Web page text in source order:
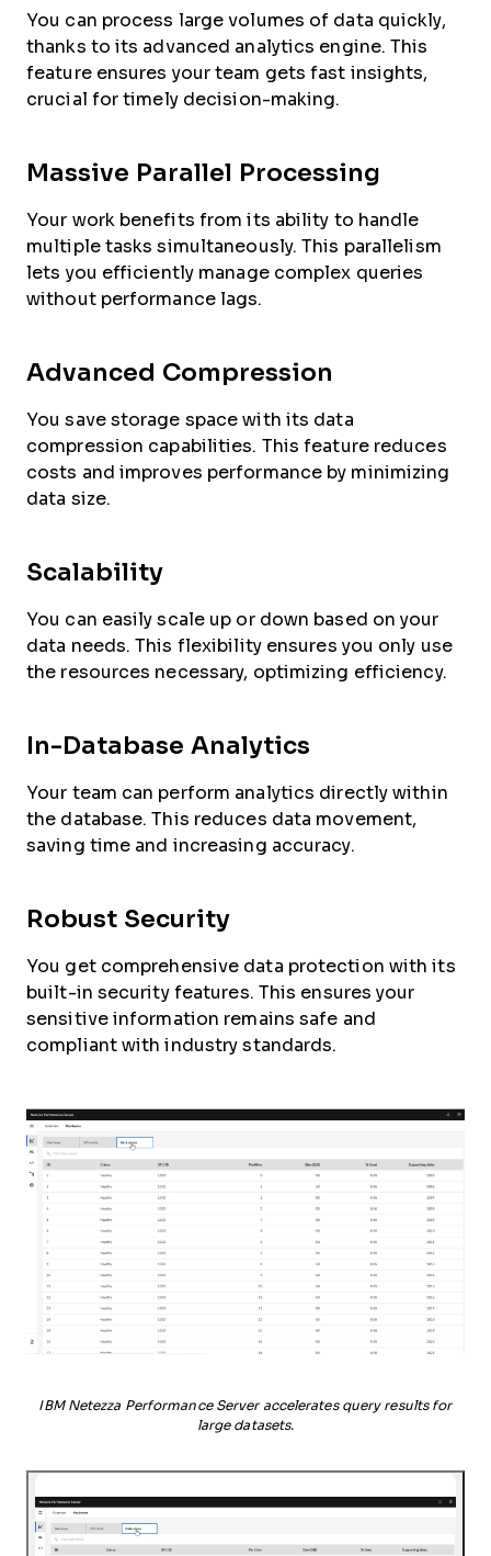
You can process large volumes of data quickly,
thanks to its advanced analytics engine. This
feature ensures your team gets fast insights,
crucial for timely decision-making.
Massive Parallel Processing
Your work benefits from its ability to handle
multiple tasks simultaneously. This parallelism
lets you efficiently manage complex queries
without performance lags.
Advanced Compression
You save storage space with its data
compression capabilities. This feature reduces
costs and improves performance by minimizing
data size.
Scalability
You can easily scale up or down based on your
data needs. This flexibility ensures you only use
the resources necessary, optimizing efficiency.
In-Database Analytics
Your team can perform analytics directly within
the database. This reduces data movement,
saving time and increasing accuracy.
Robust Security
You get comprehensive data protection with its
built-in security features. This ensures your
sensitive information remains safe and
compliant with industry standards.
IBM Netezza Performance Server accelerates query results for
large datasets.